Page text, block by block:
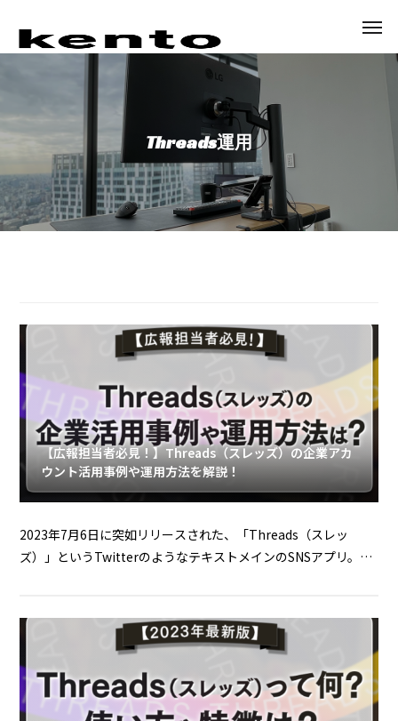
Threads運用
【広報担当者必見！】Threads（スレッズ）の企業アカ
ウント活用事例や運用方法を解説！
2023年7月6日に突如リリースされた、「Threads（スレッ
ズ）」というTwitterのようなテキストメインのSNSアプリ。リ